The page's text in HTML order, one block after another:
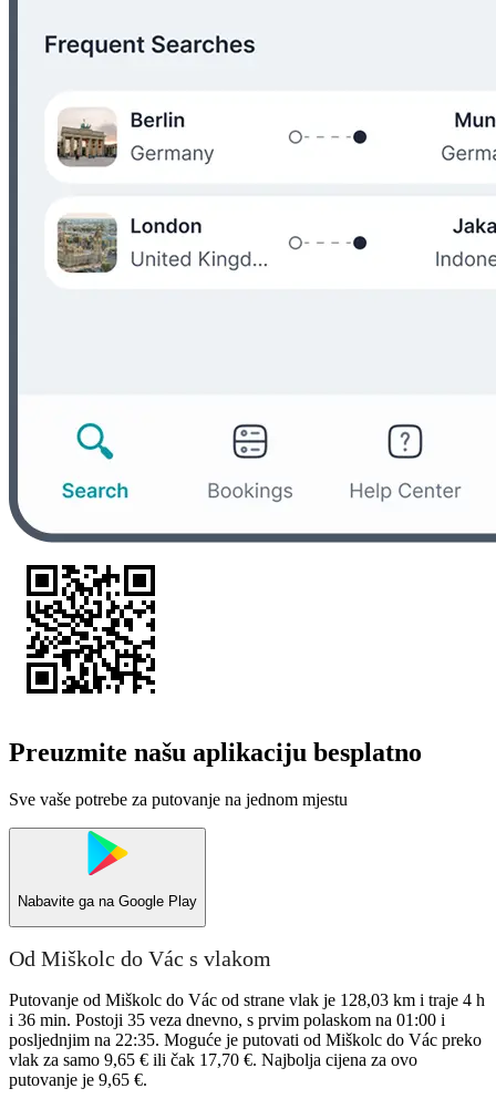
Preuzmite našu aplikaciju besplatno
Sve vaše potrebe za putovanje na jednom mjestu
Nabavite ga na Google Play
Od Miškolc do Vác s vlakom
Putovanje od Miškolc do Vác od strane vlak je 128,03 km i traje 4 h
i 36 min. Postoji 35 veza dnevno, s prvim polaskom na 01:00 i
posljednjim na 22:35. Moguće je putovati od Miškolc do Vác preko
vlak za samo 9,65 € ili čak 17,70 €. Najbolja cijena za ovo
putovanje je 9,65 €.